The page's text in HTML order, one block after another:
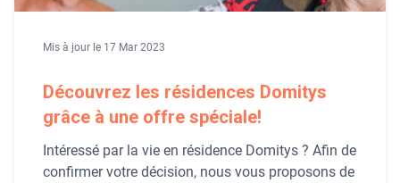
Mis à jour le 17 Mar 2023
Découvrez les résidences Domitys
grâce à une offre spéciale!
Intéressé par la vie en résidence Domitys ? Afin de
confirmer votre décision, nous vous proposons de